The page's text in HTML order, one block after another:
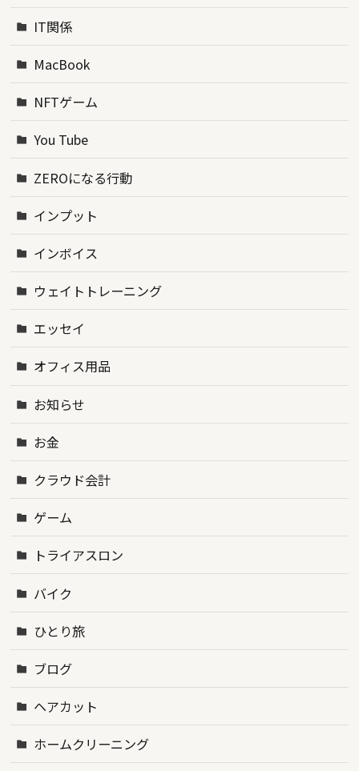
IT関係
MacBook
NFTゲーム
You Tube
ZEROになる行動
インプット
インボイス
ウェイトトレーニング
エッセイ
オフィス用品
お知らせ
お金
クラウド会計
ゲーム
トライアスロン
バイク
ひとり旅
ブログ
ヘアカット
ホームクリーニング